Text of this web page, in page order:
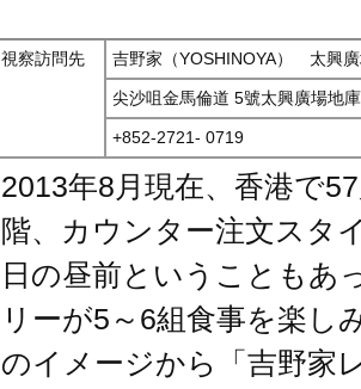
視察訪問先 吉野家（YOSHINOYA） 太興
尖沙咀金馬倫道 5號太興廣場地
+852-2721- 0719
2013年8月現在、香港で
階、カウンター注文スタ
日の昼前ということもあ
リーが5～6組食事を楽し
のイメージから「吉野家